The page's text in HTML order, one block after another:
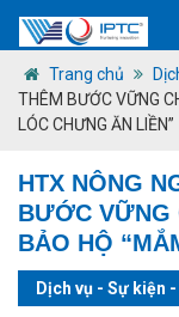
Trang chủ
THÊM BƯỚC VỮNG
LÓC CHƯNG ĂN LIỀN”
HTX NÔNG
BƯỚC VỮNG
BẢO HỘ
Dịch vụ - Sự kiện -